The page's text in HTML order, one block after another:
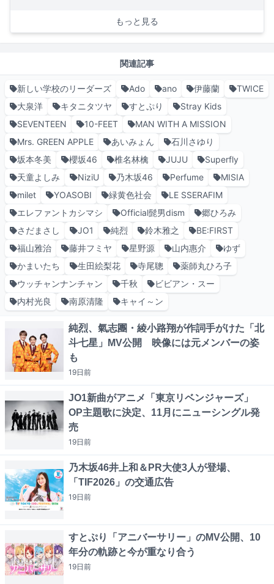
もっと見る
関連記事
新しい学校のリーダーズ Ado ano 伊藤蘭
TWICE
大泉洋
キタニタツヤ すとぷり
Stray Kids
SEVENTEEN
10-FEET
MAN WITH A MISSION
Mrs. GREEN APPLE
あいみょん
石川さゆり
坂本冬美
櫻坂46 椎名林檎 JUJU
Superfly
天童よしみ
NiziU 乃木坂46 Perfume
MISIA
milet
YOASOBI 緑黄色社会
LE SSERAFIM
エレファントカシマシ
Official髭男dism
郷ひろみ
さだまさし
JO1 純烈 鈴木雅之
BE:FIRST
福山雅治
藤井フミヤ 星野源 山内惠介
ゆず
かまいたち
生田絵梨花 寺尾聰
薬師丸ひろ子
ウッチャンナンチャン
千秋
ビビアン・スー
内村光良
南原清隆 キャイ～ン
純烈、氣志團・綾小路翔が作詞手がけた「北
斗七星」MV公開 映像には元メンバーの姿
も
19日前
JO1新曲がアニメ「東京リベンジャーズ」
OP主題歌に決定、11月にニューシングル発
売
19日前
乃木坂46井上和＆PR大使3人が登場、
「TIF2026」の交通広告
19日前
すとぷり「アニバーサリー」のMV公開、10
年分の軌跡と今が重なり合う
19日前